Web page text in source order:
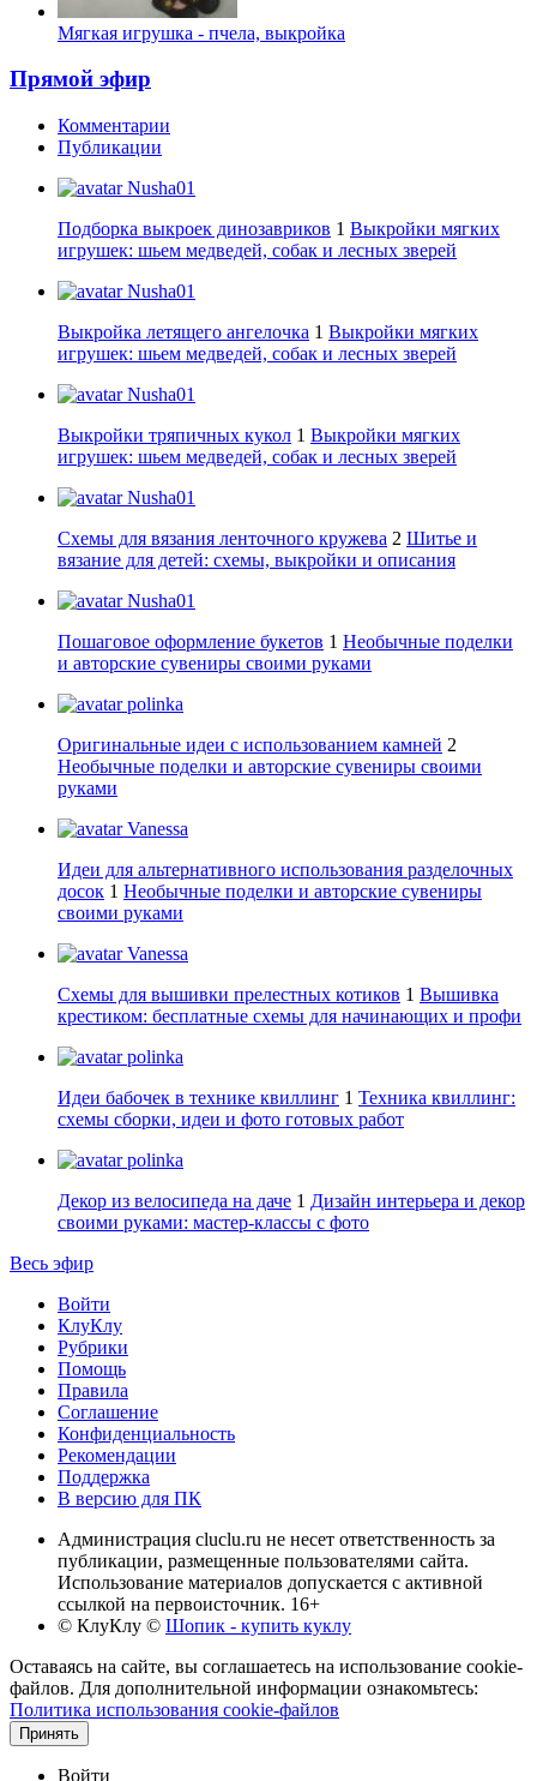
Мягкая игрушка - пчела, выкройка
Прямой эфир
Комментарии
Публикации
Nusha01
Подборка выкроек динозавриков 1 Выкройки мягких
игрушек: шьем медведей, собак и лесных зверей
Nusha01
Выкройка летящего ангелочка 1 Выкройки мягких
игрушек: шьем медведей, собак и лесных зверей
Nusha01
Выкройки тряпичных кукол 1 Выкройки мягких
игрушек: шьем медведей, собак и лесных зверей
Nusha01
Схемы для вязания ленточного кружева 2 Шитье и
вязание для детей: схемы, выкройки и описания
Nusha01
Пошаговое оформление букетов 1 Необычные поделки
и авторские сувениры своими руками
polinka
Оригинальные идеи с использованием камней 2
Необычные поделки и авторские сувениры своими
руками
Vanessa
Идеи для альтернативного использования разделочных
досок 1 Необычные поделки и авторские сувениры
своими руками
Vanessa
Схемы для вышивки прелестных котиков 1 Вышивка
крестиком: бесплатные схемы для начинающих и профи
polinka
Идеи бабочек в технике квиллинг 1 Техника квиллинг:
схемы сборки, идеи и фото готовых работ
polinka
Декор из велосипеда на даче 1 Дизайн интерьера и декор
своими руками: мастер-классы с фото
Весь эфир
Войти
КлуКлу
Рубрики
Помощь
Правила
Соглашение
Конфиденциальность
Рекомендации
Поддержка
В версию для ПК
Администрация cluclu.ru не несет ответственность за
публикации, размещенные пользователями сайта.
Использование материалов допускается с активной
ссылкой на первоисточник. 16+
© КлуКлу © Шопик - купить куклу
Оставаясь на сайте, вы соглашаетесь на использование cookie-
файлов. Для дополнительной информации ознакомьтесь:
Политика использования cookie-файлов
Принять
Войти